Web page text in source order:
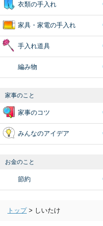
衣類の手入れ
家具・家電の手入れ
手入れ道具
編み物
家事のこと
家事のコツ
みんなのアイデア
お金のこと
節約
トップ > しいたけ